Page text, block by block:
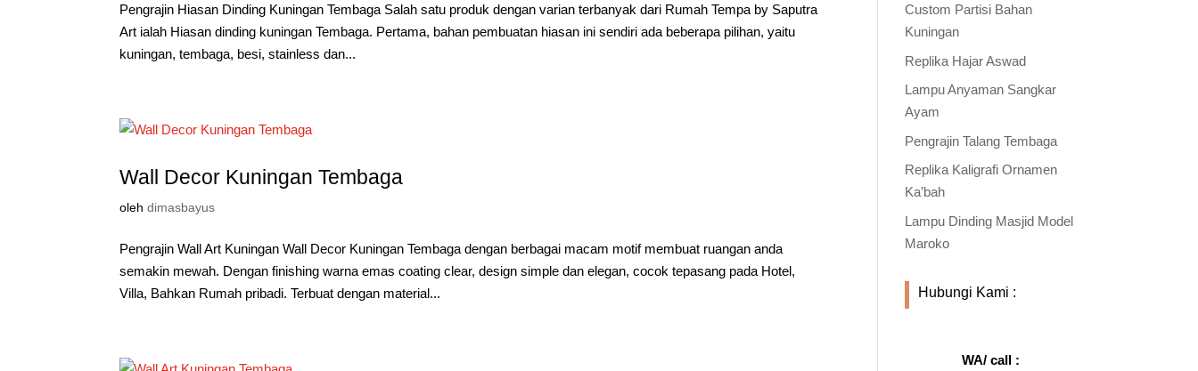
Pengrajin Hiasan Dinding Kuningan Tembaga Salah satu produk dengan varian terbanyak dari Rumah Tempa by Saputra
Art ialah Hiasan dinding kuningan Tembaga. Pertama, bahan pembuatan hiasan ini sendiri ada beberapa pilihan, yaitu
kuningan, tembaga, besi, stainless dan...
Wall Decor Kuningan Tembaga
olehdimasbayus
Pengrajin Wall Art Kuningan Wall Decor Kuningan Tembaga dengan berbagai macam motif membuat ruangan anda
semakin mewah. Dengan finishing warna emas coating clear, design simple dan elegan, cocok tepasang pada Hotel,
Villa, Bahkan Rumah pribadi. Terbuat dengan material...
Custom Partisi Bahan
Kuningan
Replika Hajar Aswad
Lampu Anyaman Sangkar
Ayam
Pengrajin Talang Tembaga
Replika Kaligrafi Ornamen
Ka’bah
Lampu Dinding Masjid Model
Maroko
Hubungi Kami :
WA/ call :